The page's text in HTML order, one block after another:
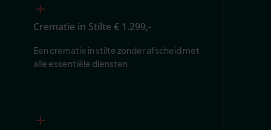
Crematie in Stilte€ 1.299,-
Een crematie in stilte zonder afscheid met
alle essentiële diensten.